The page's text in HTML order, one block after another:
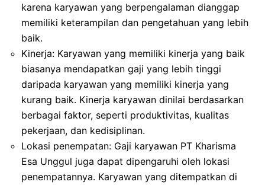
karena karyawan yang berpengalaman dianggap
memiliki keterampilan dan pengetahuan yang lebih
baik.
Kinerja: Karyawan yang memiliki kinerja yang baik
biasanya mendapatkan gaji yang lebih tinggi
daripada karyawan yang memiliki kinerja yang
kurang baik. Kinerja karyawan dinilai berdasarkan
berbagai faktor, seperti produktivitas, kualitas
pekerjaan, dan kedisiplinan.
Lokasi penempatan: Gaji karyawan PT Kharisma
Esa Unggul juga dapat dipengaruhi oleh lokasi
penempatannya. Karyawan yang ditempatkan di